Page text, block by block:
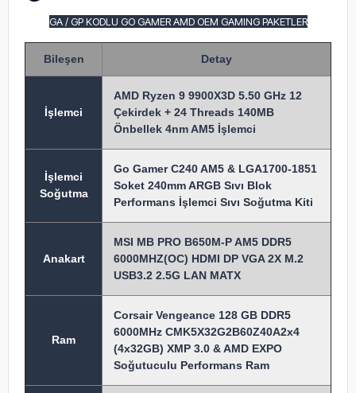
GA / GP KODLU GO GAMER AMD OEM GAMING PAKETLER
Bileşen Detay
İşlemci
AMD Ryzen 9 9900X3D 5.50 GHz 12
Çekirdek + 24 Threads 140MB
Önbellek 4nm AM5 İşlemci
İşlemci
Soğutma
Go Gamer C240 AM5 & LGA1700-1851
Soket 240mm ARGB Sıvı Blok
Performans İşlemci Sıvı Soğutma Kiti
Anakart
MSI MB PRO B650M-P AM5 DDR5
6000MHZ(OC) HDMI DP VGA 2X M.2
USB3.2 2.5G LAN MATX
Ram
Corsair Vengeance 128 GB DDR5
6000MHz CMK5X32G2B60Z40A2x4
(4x32GB) XMP 3.0 & AMD EXPO
Soğutuculu Performans Ram